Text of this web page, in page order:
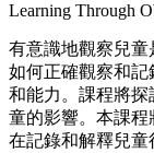
Learning Through
有意識地觀察兒
如何正確觀察和
和能力。課程將
童的影響。本課
在記錄和解釋兒